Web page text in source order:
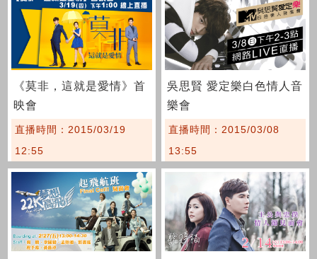
《莫非，這就是愛情》首
映會
直播時間：2015/03/19
12:55
吳思賢 愛定樂白色情人音
樂會
直播時間：2015/03/08
13:55